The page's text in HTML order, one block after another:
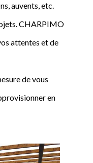
auvents, etc.
CHARPIMO
attentes et de
de vous
en